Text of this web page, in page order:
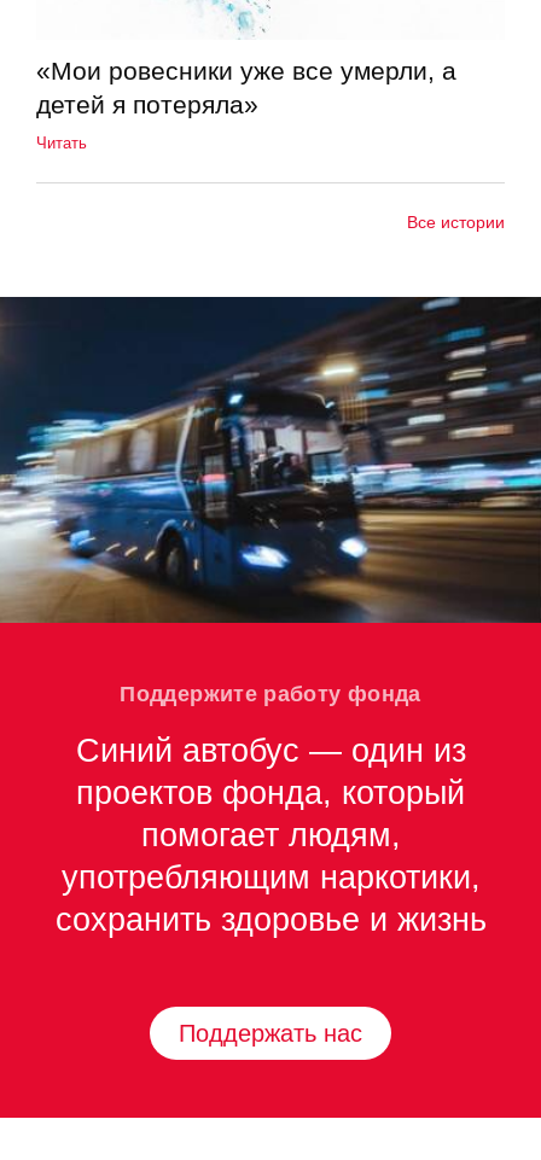
«Мои ровесники уже все умерли, а
детей я потеряла»
Читать
Все истории
Поддержите работу фонда
Синий автобус — один из
проектов фонда, который
помогает людям,
употребляющим наркотики,
сохранить здоровье и жизнь
Поддержать нас